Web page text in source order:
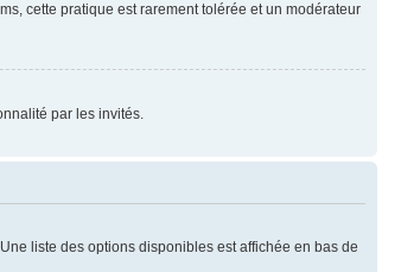
cette pratique est rarement tolérée et un modérateur
par les invités.
liste des options disponibles est affichée en bas de